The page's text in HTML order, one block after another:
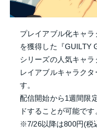
プレイアブル化キャ
を獲得した『GUILTY
シリーズの人気キャ
レイアブルキャラク
す。
配信開始から1週間限
ドすることが可能です
※7/26以降は800円(税